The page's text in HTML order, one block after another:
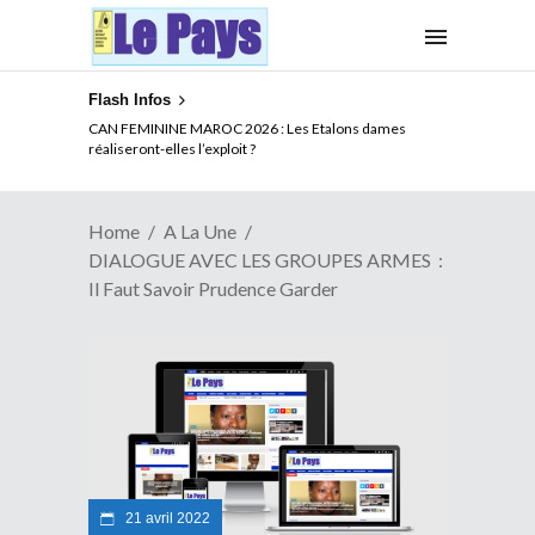
Flash Infos
CAN FEMININE MAROC 2026 : Les Etalons dames
réaliseront-elles l’exploit ?
FORTE CAUTION POUR LE VISA AMERICAIN : Une
mesure souveraine aux conséquences multiples pour
Home
A La Une
DIALOGUE AVEC LES GROUPES ARMES :
Il Faut Savoir Prudence Garder
21 avril 2022